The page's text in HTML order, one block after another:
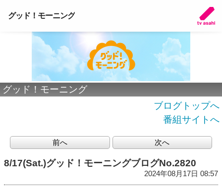
グッド！モーニング
グッド！モーニング
ブログトップへ
番組サイトへ
前へ 次へ
8/17(Sat.)グッド！モーニングブログNo.2820
2024年08月17日 08:57